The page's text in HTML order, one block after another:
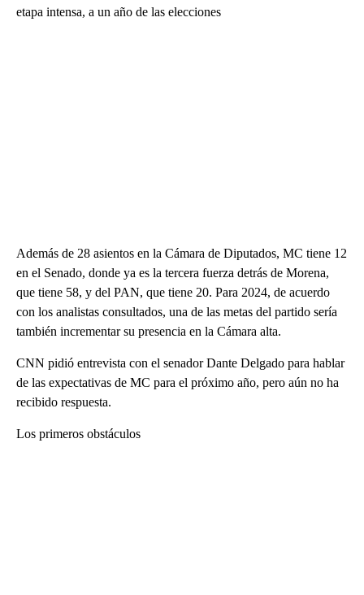
etapa intensa, a un año de las elecciones
Además de 28 asientos en la Cámara de Diputados, MC tiene 12
en el Senado, donde ya es la tercera fuerza detrás de Morena,
que tiene 58, y del PAN, que tiene 20. Para 2024, de acuerdo
con los analistas consultados, una de las metas del partido sería
también incrementar su presencia en la Cámara alta.
CNN pidió entrevista con el senador Dante Delgado para hablar
de las expectativas de MC para el próximo año, pero aún no ha
recibido respuesta.
Los primeros obstáculos